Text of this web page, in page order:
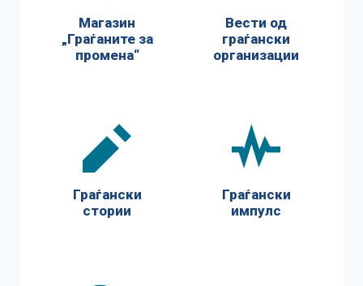
Магазин
„Граѓаните за
промена“
Вести од
граѓански
организации
Граѓански
стории
Граѓански
импулс